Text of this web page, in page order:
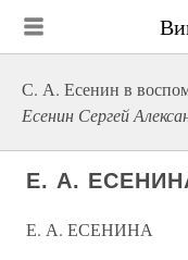
С. А. Есенин в
Есенин Сергей
Е. А.
Е. А. ЕСЕНИНА